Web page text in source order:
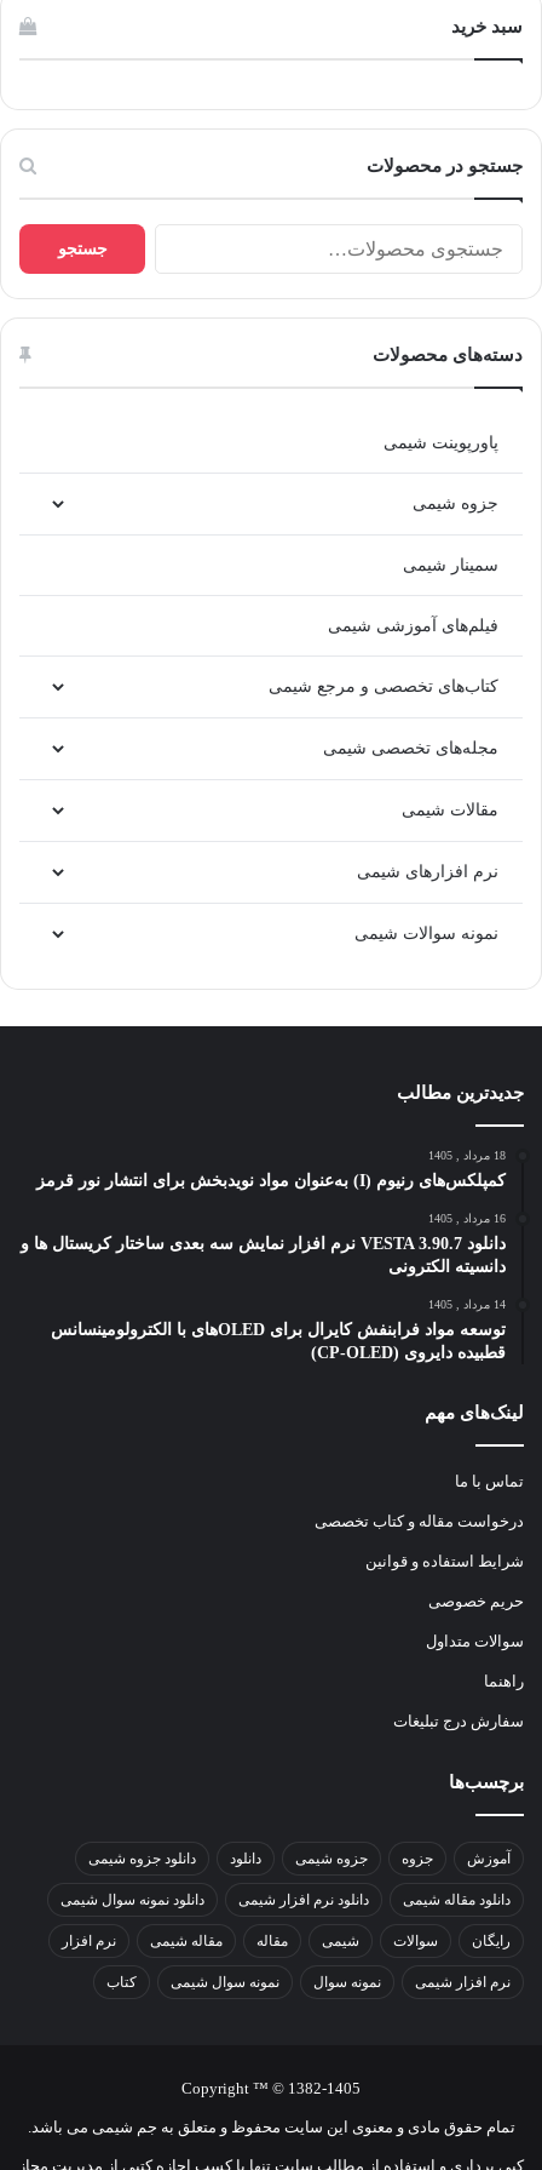
ممکن
صفحه
محصول
شوند
سبد خرید
جستجو در محصولات
برای:
جستجو
دسته‌های محصولات
پاورپوینت شیمی
جزوه شیمی
سمینار شیمی
فیلم‌های آموزشی شیمی
کتاب‌های تخصصی و مرجع شیمی
مجله‌های تخصصی شیمی
مقالات شیمی
نرم افزارهای شیمی
نمونه سوالات شیمی
جدیدترین مطالب
18 مرداد , 1405
کمپلکس‌های رنیوم (I) به‌عنوان مواد نویدبخش برای انتشار نور قرمز
16 مرداد , 1405
دانلود VESTA 3.90.7 نرم افزار نمایش سه بعدی ساختار کریستال ها و
دانسیته الکترونی
14 مرداد , 1405
توسعه مواد فرابنفش کایرال برای OLEDهای با الکترولومینسانس
قطبیده دایروی (CP-OLED)
لینک‌های مهم
تماس با ما
درخواست مقاله و کتاب تخصصی
شرایط استفاده و قوانین
حریم خصوصی
سوالات متداول
راهنما
سفارش درج تبلیغات
برچسب‌ها
آموزش جزوه جزوه شیمی دانلود دانلود جزوه شیمی
دانلود مقاله شیمی دانلود نرم افزار شیمی دانلود نمونه سوال شیمی
رایگان سوالات شیمی مقاله مقاله شیمی نرم افزار
نرم افزار شیمی نمونه سوال نمونه سوال شیمی کتاب
Copyright ™ © 1382-1405
تمام حقوق مادی و معنوی اين سايت محفوظ و متعلق به جم شیمی می باشد.
کپی برداری و استفاده از مطالب سایت تنها با کسب اجازه کتبی از مدیریت مجاز